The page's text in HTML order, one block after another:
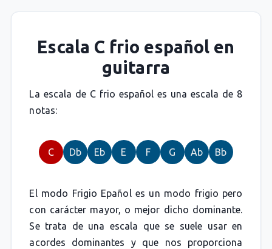
Escala C frio español en
guitarra
La escala de C frio español es una escala de 8
notas:
C Db Eb E F G Ab Bb
El modo Frigio Epañol es un modo frigio pero
con carácter mayor, o mejor dicho dominante.
Se trata de una escala que se suele usar en
acordes dominantes y que nos proporciona